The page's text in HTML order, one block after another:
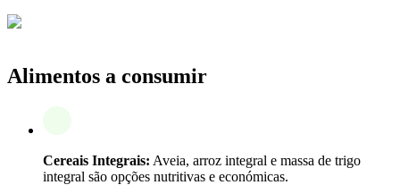
Alimentos a consumir
Cereais Integrais: Aveia, arroz integral e massa de trigo
integral são opções nutritivas e económicas.